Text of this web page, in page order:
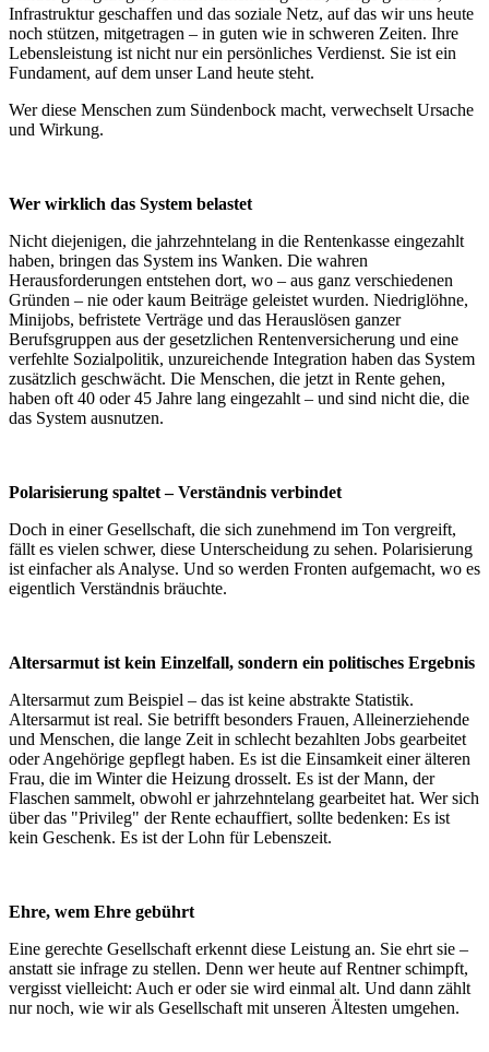
Infrastruktur geschaffen und das soziale Netz, auf das wir uns heute
noch stützen, mitgetragen – in guten wie in schweren Zeiten. Ihre
Lebensleistung ist nicht nur ein persönliches Verdienst. Sie ist ein
Fundament, auf dem unser Land heute steht.
Wer diese Menschen zum Sündenbock macht, verwechselt Ursache
und Wirkung.
Wer wirklich das System belastet
Nicht diejenigen, die jahrzehntelang in die Rentenkasse eingezahlt
haben, bringen das System ins Wanken. Die wahren
Herausforderungen entstehen dort, wo – aus ganz verschiedenen
Gründen – nie oder kaum Beiträge geleistet wurden. Niedriglöhne,
Minijobs, befristete Verträge und das Herauslösen ganzer
Berufsgruppen aus der gesetzlichen Rentenversicherung und eine
verfehlte Sozialpolitik, unzureichende Integration haben das System
zusätzlich geschwächt. Die Menschen, die jetzt in Rente gehen,
haben oft 40 oder 45 Jahre lang eingezahlt – und sind nicht die, die
das System ausnutzen.
Polarisierung spaltet – Verständnis verbindet
Doch in einer Gesellschaft, die sich zunehmend im Ton vergreift,
fällt es vielen schwer, diese Unterscheidung zu sehen. Polarisierung
ist einfacher als Analyse. Und so werden Fronten aufgemacht, wo es
eigentlich Verständnis bräuchte.
Altersarmut ist kein Einzelfall, sondern ein politisches Ergebnis
Altersarmut zum Beispiel – das ist keine abstrakte Statistik.
Altersarmut ist real. Sie betrifft besonders Frauen, Alleinerziehende
und Menschen, die lange Zeit in schlecht bezahlten Jobs gearbeitet
oder Angehörige gepflegt haben. Es ist die Einsamkeit einer älteren
Frau, die im Winter die Heizung drosselt. Es ist der Mann, der
Flaschen sammelt, obwohl er jahrzehntelang gearbeitet hat. Wer sich
über das "Privileg" der Rente echauffiert, sollte bedenken: Es ist
kein Geschenk. Es ist der Lohn für Lebenszeit.
Ehre, wem Ehre gebührt
Eine gerechte Gesellschaft erkennt diese Leistung an. Sie ehrt sie –
anstatt sie infrage zu stellen. Denn wer heute auf Rentner schimpft,
vergisst vielleicht: Auch er oder sie wird einmal alt. Und dann zählt
nur noch, wie wir als Gesellschaft mit unseren Ältesten umgehen.